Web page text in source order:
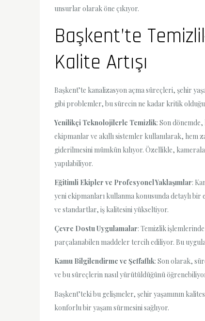
unsurlar olarak öne çıkıyor.
Başkent’te
Kalite Artışı
Başkent’te kanalizasyon açma süreçleri, şehir
gibi problemler, bu sürecin ne kadar kritik
Yenilikçi Teknolojilerle Temizlik: Son
ekipmanlar ve akıllı sistemler kullanılarak, hem
giderilmesini mümkün kılıyor. Özellikle,
yapılabiliyor.
Eğitimli Ekipler ve Profesyonel Yaklaşımlar:
yeni ekipmanları kullanma konusunda detaylı
ve standartlar, iş kalitesini yükseltiyor.
Çevre Dostu Uygulamalar: Temizlik
parçalanabilen maddeler tercih ediliyor. Bu
Kamu Bilgilendirme ve Şeffaflık: Son olarak,
ve bu süreçlerin nasıl yürütüldüğünü
Başkent’teki bu gelişmeler, şehir yaşamının
konforlu bir yaşam sürmesini sağlıyor.